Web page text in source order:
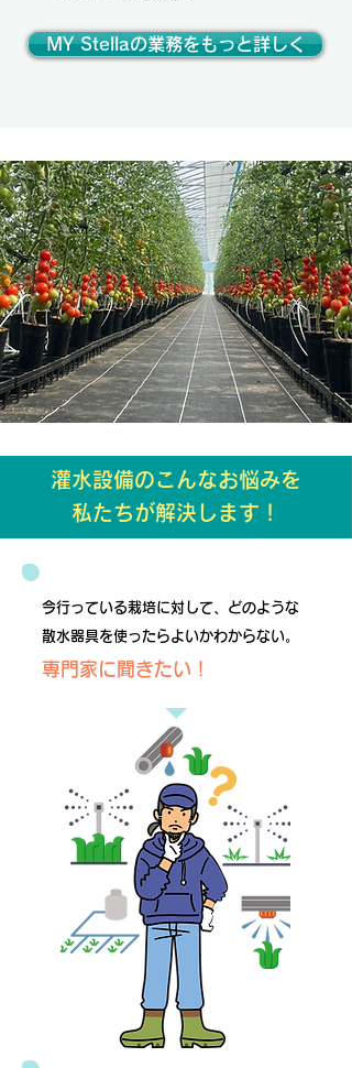
MY Stellaの業務をもっと詳しく
灌水設備のこんなお悩みを
私たちが解決します！
今行っている栽培に対して、どのような
散水器具を使ったらよいかわからない。
​専門家に聞きたい！